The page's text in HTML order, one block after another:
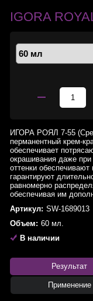
IGORA
ИГОРА РОЯЛ 7-55
перманентный крем-
обеспечивает
окрашивания даже
оттенки
гарантируют
равномерно
обеспечивая им
Артикул: SW-1689013
Объем: 60 мл.
В наличии
Результат
Применение